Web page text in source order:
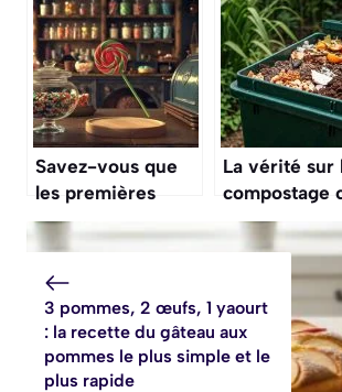
quignon de pain
sec avec vos
biscuits pour qu’ils
restent
croustillants ?
agrumes
faire une
de zeste
parfumée ?
Savez-vous que
les premières
sucettes ont été
inventées pour
que les enfants
prennent leurs
médicaments ?
La vérité sur
compostage
que vous
y mettre
3 pommes, 2 œufs, 1 yaourt
: la recette du gâteau aux
pommes le plus simple et le
plus rapide